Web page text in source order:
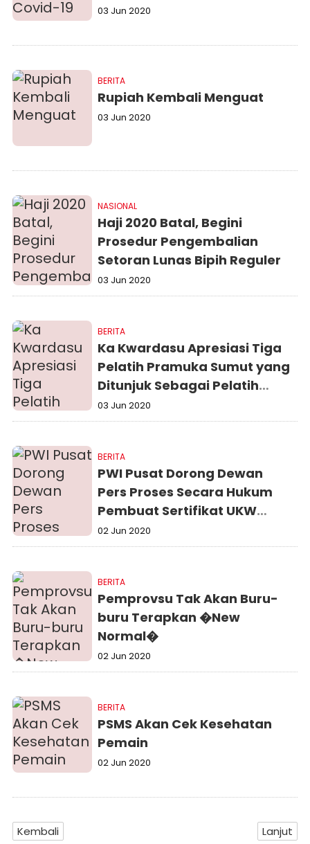
03 Jun 2020
BERITA
Rupiah Kembali Menguat
03 Jun 2020
NASIONAL
Haji 2020 Batal, Begini
Prosedur Pengembalian
Setoran Lunas Bipih Reguler
03 Jun 2020
BERITA
Ka Kwardasu Apresiasi Tiga
Pelatih Pramuka Sumut yang
Ditunjuk Sebagai Pelatih
Nasional
03 Jun 2020
BERITA
PWI Pusat Dorong Dewan
Pers Proses Secara Hukum
Pembuat Sertifikat UKW
Palsu
02 Jun 2020
BERITA
Pemprovsu Tak Akan Buru-
buru Terapkan �New
Normal�
02 Jun 2020
BERITA
PSMS Akan Cek Kesehatan
Pemain
02 Jun 2020
Kembali Lanjut